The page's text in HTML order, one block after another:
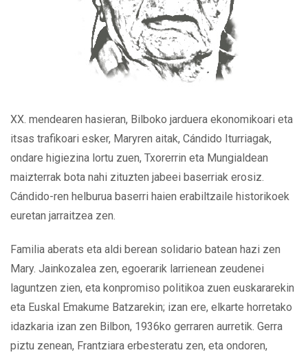
XX. mendearen hasieran, Bilboko jarduera ekonomikoari eta
itsas trafikoari esker, Maryren aitak, Cándido Iturriagak,
ondare higiezina lortu zuen, Txorerrin eta Mungialdean
maizterrak bota nahi zituzten jabeei baserriak erosiz.
Cándido-ren helburua baserri haien erabiltzaile historikoek
euretan jarraitzea zen.
Familia aberats eta aldi berean solidario batean hazi zen
Mary. Jainkozalea zen, egoerarik larrienean zeudenei
laguntzen zien, eta konpromiso politikoa zuen euskararekin
eta Euskal Emakume Batzarekin; izan ere, elkarte horretako
idazkaria izan zen Bilbon, 1936ko gerraren aurretik. Gerra
piztu zenean, Frantziara erbesteratu zen, eta ondoren,